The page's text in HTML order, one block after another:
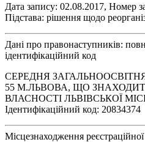
Дата запису: 02.08.2017, Номер
Підстава: рішення щодо
Дані про правонаступників:
ідентифікаційний код
СЕРЕДНЯ
55 М.ЛЬВОВА, ЩО
ВЛАСНОСТІ ЛЬВІВСЬКОЇ
Ідентифікаційний код: 20834374
Місцезнаходження